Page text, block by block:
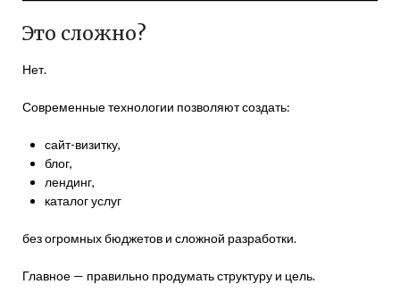
Это сложно?
Нет.
Современные технологии позволяют создать:
сайт-визитку,
блог,
лендинг,
каталог услуг
без огромных бюджетов и сложной разработки.
Главное — правильно продумать структуру и цель.